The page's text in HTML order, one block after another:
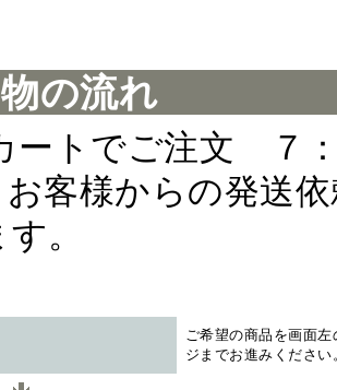
の流れ
ートでご注文 ７
客様からの発送
。
ご希望の商品を画面
ジまでお進みください